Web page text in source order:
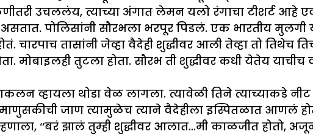
उचललंय, त्याच्या अंगात लेमन यलो रंगाचा टीशर्ट
पोलिसांनी सौरभला भरपूर पिडलं. एक भारतीय मुलगी या
चारपाच तासांनी जेव्हा वैदेही शुद्धीवर आली तेव्हा तो
मोबाइलही तुटला होता. सौरभ ती शुद्धीवर कधी येतेय याचीच
व्हायला थोडा वेळ लागला. त्यावेळी तिने त्याच्याकडे नीट
जाण त्यामुळेच त्याने वैदेहीला इस्पितळात आणलं
‘‘बरं झालं तुम्ही शुद्धीवर आलात…मी काळजीत होतो,